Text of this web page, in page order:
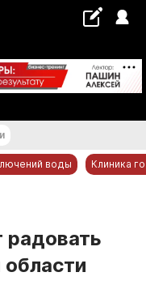
°С
воды Клиника